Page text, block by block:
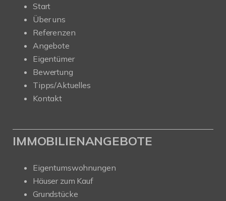
Start
Über uns
Referenzen
Angebote
Eigentümer
Bewertung
Tipps/Aktuelles
Kontakt
IMMOBILIENANGEBOTE
Eigentumswohnungen
Häuser zum Kauf
Grundstücke